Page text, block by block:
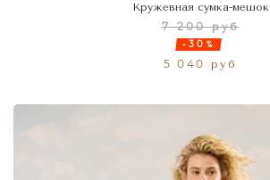
Кружевная сумка-мешок
7 200 руб
-30%
5 040 руб